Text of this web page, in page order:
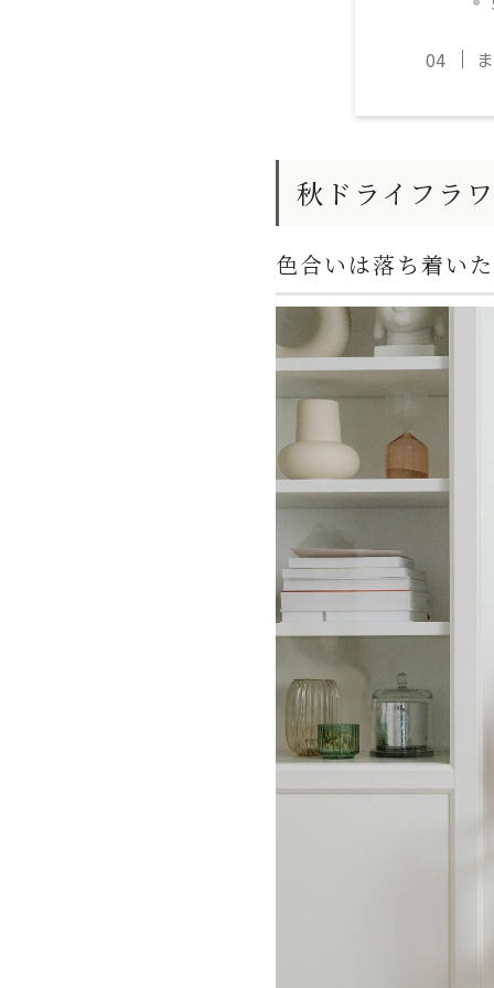
秋ドライフラ
色合いは落ち着い